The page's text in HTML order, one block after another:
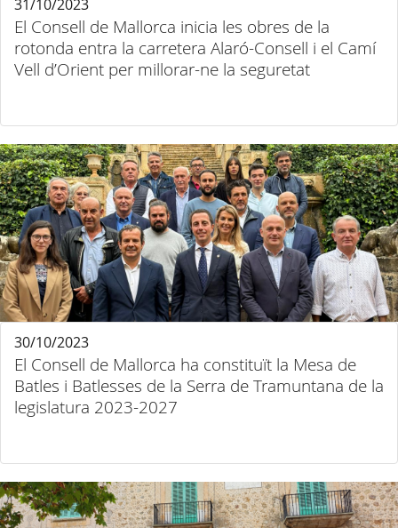
El Consell de Mallorca inicia les obres de la
rotonda entra la carretera Alaró-Consell i el Camí
Vell d’Orient per millorar-ne la seguretat
31/10/2023
El Consell de Mallorca ha constituït la Mesa de
Batles i Batlesses de la Serra de Tramuntana de la
legislatura 2023-2027
30/10/2023